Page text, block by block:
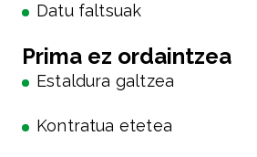
Datu faltsuak
Prima ez ordaintzea
Estaldura galtzea
Kontratua etetea